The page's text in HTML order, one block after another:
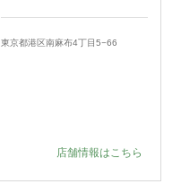
東京都港区南麻布4丁目5−66
店舗情報はこちら